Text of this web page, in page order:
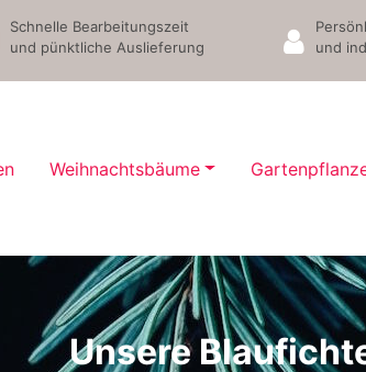
Schnelle Bearbeitungszeit
und pünktliche Auslieferung
und
Weihnachtsbäume
Unsere